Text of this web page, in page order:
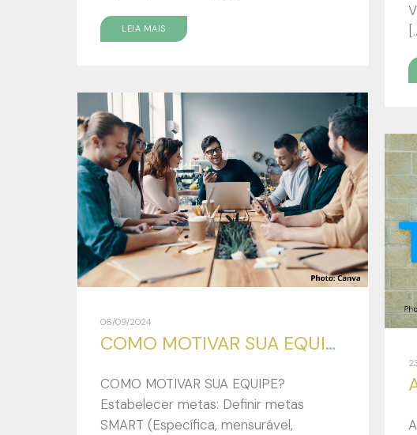
LEIA MAIS
06/09/2024
COMO MOTIVAR SUA EQUIPE?
COMO MOTIVAR SUA EQUIPE?
Estabelecer metas: Definir metas
SMART (Específica, mensurável,